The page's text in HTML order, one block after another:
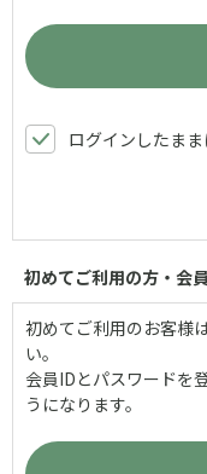
ログインしたまま
初めてご利用の方・会
初めてご利用のお客様
い。
会員IDとパスワードを
うになります。